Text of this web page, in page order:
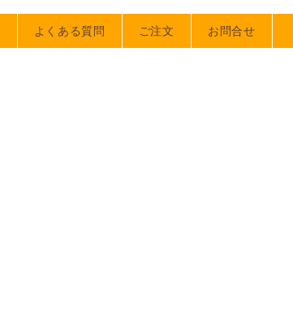
よくある質問 ご注文 お問合せ